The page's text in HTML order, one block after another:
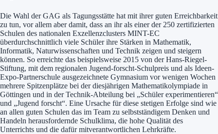
Die Wahl der GAG als Tagungsstätte hat mit ihrer guten Erreichbarkeit
zu tun, vor allem aber damit, dass an ihr als einer der 250 zertifizierten
Schulen des nationalen Exzellenzclusters MINT-EC
überdurchschnittlich viele Schüler ihre Stärken in Mathematik,
Informatik, Naturwissenschaften und Technik zeigen und steigern
können. So erreichte das beispielsweise 2015 von der Hans-Riegel-
Stiftung, mit dem regionalen Jugend-forscht-Schulpreis und als Ideen-
Expo-Partnerschule ausgezeichnete Gymnasium vor wenigen Wochen
mehrere Spitzenplätze bei der diesjährigen Mathematikolympiade in
Göttingen und in der Technik-Abteilung bei „Schüler experimentieren“
und „Jugend forscht“. Eine Ursache für diese stetigen Erfolge sind wie
an allen guten Schulen das im Team zu selbstständigem Denken und
Handeln herausfordernde Schulklima, die hohe Qualität des
Unterrichts und die dafür mitverantwortlichen Lehrkräfte.